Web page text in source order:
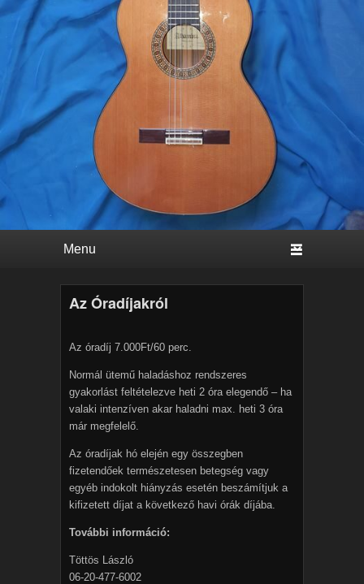
Az Óradíjakról
Az óradíj 7.000Ft/60 perc.
Normál ütemű haladáshoz rendszeres
gyakorlást feltételezve heti 2 óra elegendő – ha
valaki intenzíven akar haladni max. heti 3 óra
már megfelelő.
Az óradíjak hó elején egy összegben
fizetendőek természetesen betegség vagy
egyéb indokolt hiányzás esetén beszámítjuk a
kifizetett díjat a következő havi órák díjába.
További információ:
Töttös László
06-20-477-6002